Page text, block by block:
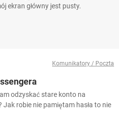
ekran główny jest pusty.
Komunikatory / Poczta
odzyskać stare konto na
Jak robie nie pamiętam hasła to nie